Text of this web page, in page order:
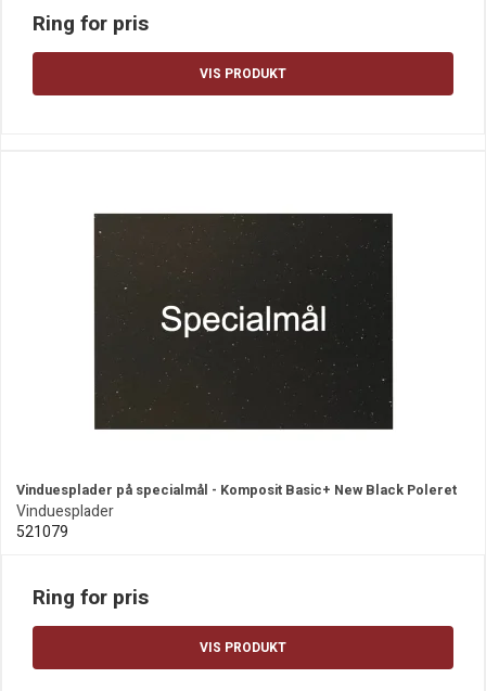
Ring for pris
VIS PRODUKT
Vinduesplader på specialmål - Komposit Basic+ New Black Poleret
Vinduesplader
521079
Ring for pris
VIS PRODUKT